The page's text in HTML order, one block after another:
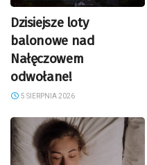
Dzisiejsze loty
balonowe nad
Nałęczowem
odwołane!
5 SIERPNIA 2026